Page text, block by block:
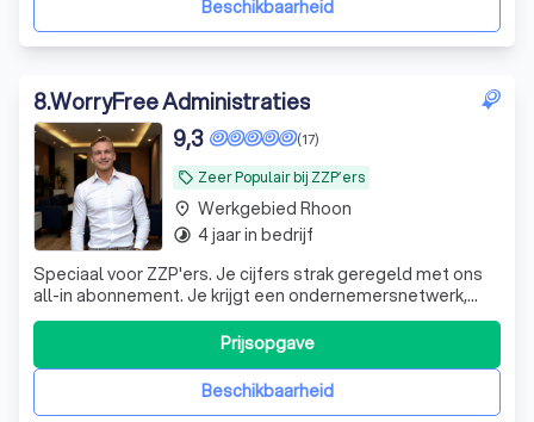
Beschikbaarheid
8.WorryFree Administraties
local_offer Zeer Populair bij ZZP’ers
(17)
9,3
Speciaal voor ZZP'ers. Je cijfers strak geregeld met ons
all-in abonnement. Je krijgt een ondernemersnetwerk,
vaste prijs, WhatsApp-contact en je bent altijd één stap
Beschikbaarheid
Prijsopgave
place Werkgebied Rhoon
timelapse 4 jaar in bedrijf